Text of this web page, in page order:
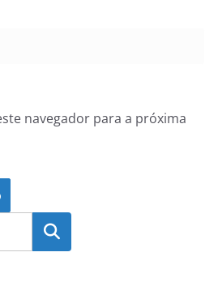
navegador para a próxima
Pesquisar